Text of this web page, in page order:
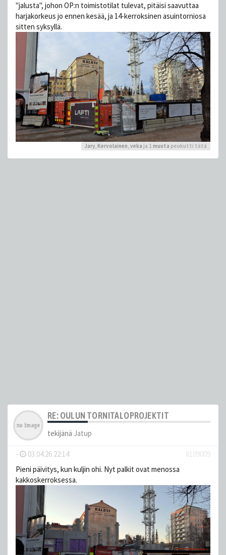
"jalusta", johon OP:n toimistotilat tulevat, pitäisi saavuttaa
harjakorkeus jo ennen kesää, ja 14-kerroksinen asuintorniosa
sitten syksyllä.
Jary, Kervolainen ,veka ja 1 muuta peukutti tätä
RE: OULUN TORNITALOPROJEKTIT
tekijänä Jatup
- 03.04.26 22:14
#109009
Pieni päivitys, kun kuljin ohi. Nyt palkit ovat menossa
kakkoskerroksessa.